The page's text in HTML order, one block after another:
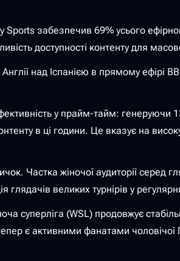
забезпечив 69% усього
доступності контенту для
над Іспанією в прямому ефірі
у прайм-тайм: генеруючи
в ці години. Це вказує на
Частка жіночої аудиторії серед
великих турнірів у
суперліга (WSL) продовжує
є активними фанатами